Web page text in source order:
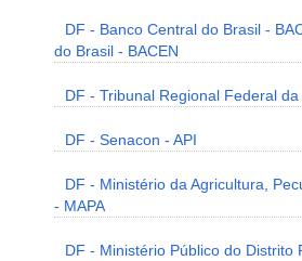
DF - Banco Central do Brasil -
do Brasil - BACEN
DF - Tribunal Regional Federal
DF - Senacon - API
DF - Ministério da Agricultura,
- MAPA
DF - Ministério Público do Distrito